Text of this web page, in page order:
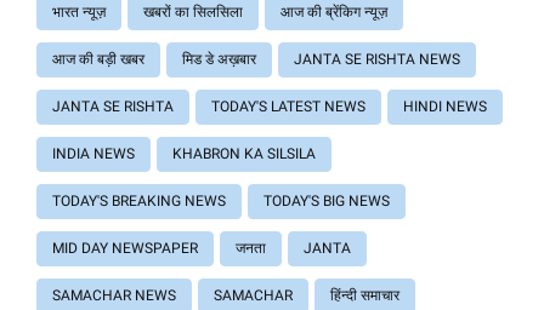
भारत न्यूज़ खबरों का सिलसिला आज की ब्रेंकिग न्यूज़
आज की बड़ी खबर मिड डे अख़बार JANTA SE RISHTA NEWS
JANTA SE RISHTA TODAY'S LATEST NEWS HINDI NEWS
INDIA NEWS KHABRON KA SILSILA
TODAY'S BREAKING NEWS TODAY'S BIG NEWS
MID DAY NEWSPAPER जनता JANTA
SAMACHAR NEWS SAMACHAR हिंन्दी समाचार